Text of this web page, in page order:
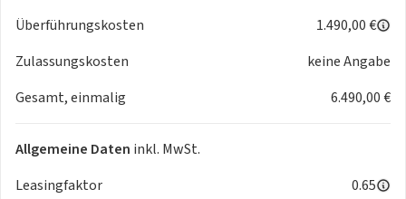
Überführungskosten
1.490,00 €
Zulassungskosten
keine Angabe
Gesamt, einmalig
6.490,00 €
Allgemeine Daten inkl. MwSt.
Leasingfaktor
0.65